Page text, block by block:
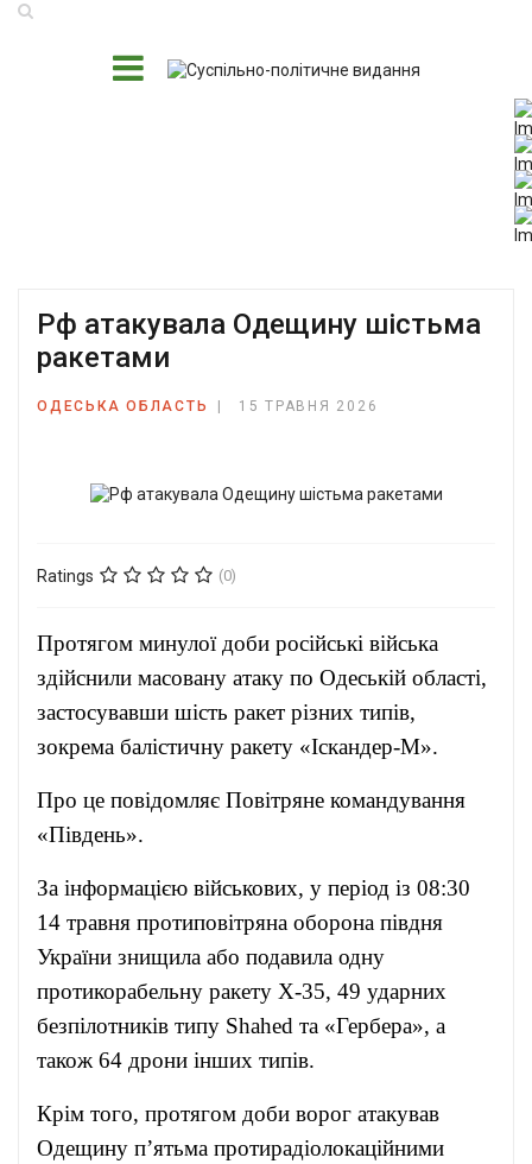
Рф атакувала Одещину шістьма
ракетами
ОДЕСЬКА ОБЛАСТЬ 15 ТРАВНЯ 2026
Ratings (0)
Протягом минулої доби російські війська
здійснили масовану атаку по Одеській області,
застосувавши шість ракет різних типів,
зокрема балістичну ракету «Іскандер-М».
Про це повідомляє Повітряне командування
«Південь».
За інформацією військових, у період із 08:30
14 травня протиповітряна оборона півдня
України знищила або подавила одну
протикорабельну ракету Х-35, 49 ударних
безпілотників типу Shahed та «Гербера», а
також 64 дрони інших типів.
Крім того, протягом доби ворог атакував
Одещину п’ятьма протирадіолокаційними